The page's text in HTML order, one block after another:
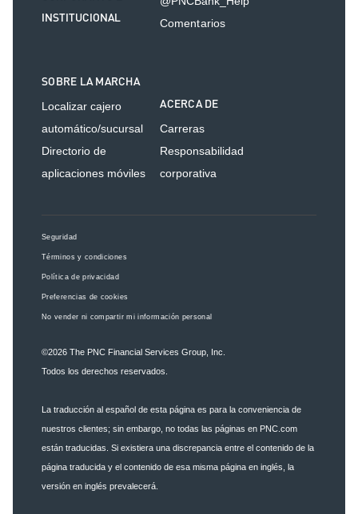
INSTITUCIONAL
Comentarios
SOBRE LA MARCHA
Localizar cajero
automático/sucursal
Directorio de
aplicaciones móviles
ACERCA DE
Carreras
Responsabilidad
corporativa
Seguridad
Términos y condiciones
Política de privacidad
Preferencias de cookies
No vender ni compartir mi información personal
©2026 The PNC Financial Services Group, Inc.
Todos los derechos reservados.
La traducción al español de esta página es para la conveniencia de
nuestros clientes; sin embargo, no todas las páginas en PNC.com
están traducidas. Si existiera una discrepancia entre el contenido de la
página traducida y el contenido de esa misma página en inglés, la
versión en inglés prevalecerá.